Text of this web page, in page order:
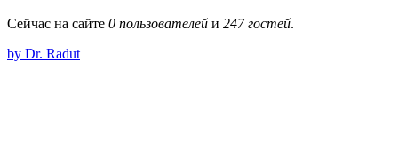
Сейчас на сайте 0 пользователей и 247 гостей.
by Dr. Radut